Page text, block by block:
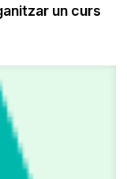
un curs